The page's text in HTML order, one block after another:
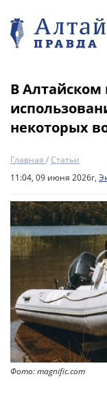
В Алтайском
некоторых
Главная /Статьи
11:04, 09 июня 2026г,
Фото: magnific.com